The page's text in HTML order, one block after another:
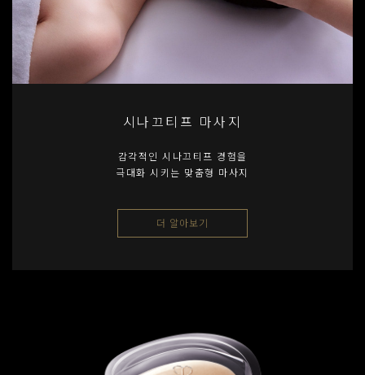
시나끄티프 마사지
감각적인 시나끄티프 경험을
극대화 시키는 맞춤형 마사지
더 알아보기